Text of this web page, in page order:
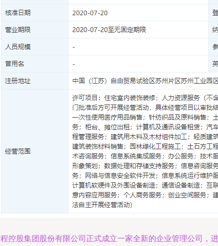
控股集团股份有限公司正式成立一家全新的企业管理公司，进